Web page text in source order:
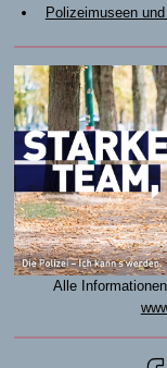
Polizeimuseen
Alle